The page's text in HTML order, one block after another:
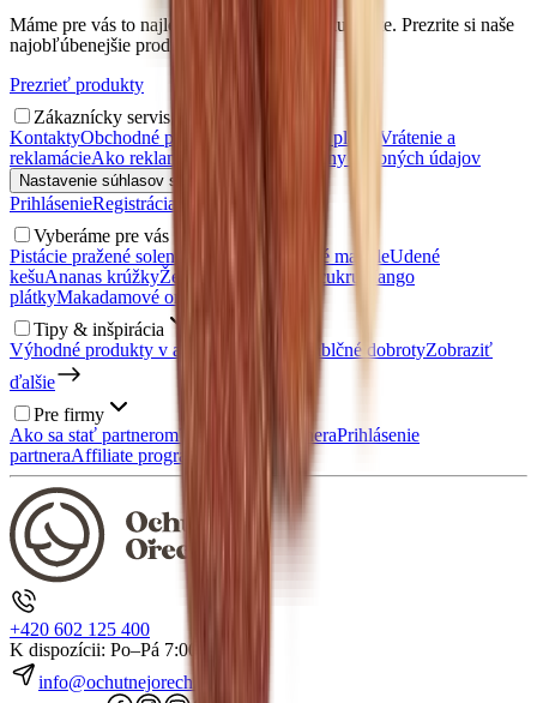
Máme pre vás to najlepšie, čo si najradšej kupujete. Prezrite si naše
najobľúbenejšie produkty.
Prezrieť produkty
Zákaznícky servis
KontaktyObchodné podmienky Doprava a platba
Vrátenie a
reklamácieAko reklamovať? Zásady ochrany osobných údajov
Nastavenie súhlasov s personalizáciou
PrihlásenieRegistrácia
Vyberáme pre vás
Pistácie pražené solené
Udené mandleUdené
kešuAnanas krúžkyŽelé medvedíky bez cukru
Mango
plátkyMakadamové orechy
Tipy & inšpirácia
Výhodné produkty v akcii
Jablčné dobrotyZobraziť
ďalšie
Pre firmy
Ako sa stať partnerom?
Registrácia partneraPrihlásenie
partneraAffiliate program
+420 602 125 400
K dispozícii: Po–Pá 7:00–15:30
info@ochutnejorech.sk